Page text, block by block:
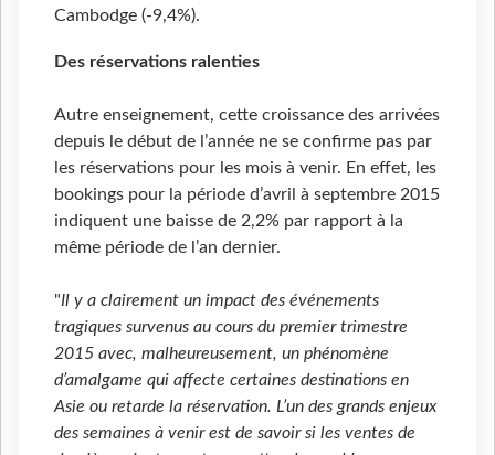
Cambodge (-9,4%).
Des réservations ralenties
Autre enseignement, cette croissance des arrivées
depuis le début de l’année ne se confirme pas par
les réservations pour les mois à venir. En effet, les
bookings pour la période d’avril à septembre 2015
indiquent une baisse de 2,2% par rapport à la
même période de l’an dernier.
"Il y a clairement un impact des événements
tragiques survenus au cours du premier trimestre
2015 avec, malheureusement, un phénomène
d’amalgame qui affecte certaines destinations en
Asie ou retarde la réservation. L’un des grands enjeux
des semaines à venir est de savoir si les ventes de